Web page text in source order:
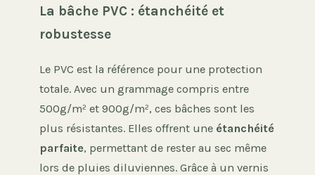
La bâche PVC : étanchéité et
robustesse
Le PVC est la référence pour une protection
totale. Avec un grammage compris entre
500g/m² et 900g/m², ces bâches sont les
plus résistantes. Elles offrent une étanchéité
parfaite, permettant de rester au sec même
lors de pluies diluviennes. Grâce à un vernis